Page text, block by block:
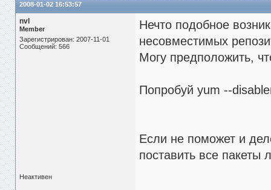
2008-01-02 16:53:57
nvl
Member
Зарегистрирован: 2007-11-01
Сообщений: 566
Нечто подобное
несовместимых
Могу предположить,
Попробуй yum --
Если не поможет и
поставить все пакеты
Неактивен